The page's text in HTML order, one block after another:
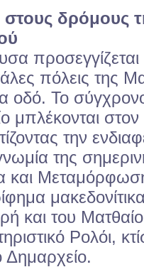
δρόμους
πόλεις της
οδό. Το
μπλέκονται
την
της
και
και του
Ρολόι,
Δημαρχείο.